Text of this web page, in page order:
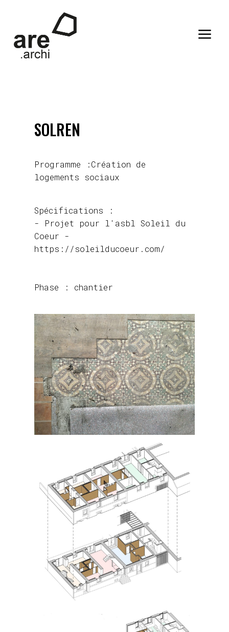
a
SOLREN
Programme :Création de
logements sociaux
Spécifications :
- Projet pour l'asbl Soleil du
Coeur -
https://soleilducoeur.com/
Phase : chantier